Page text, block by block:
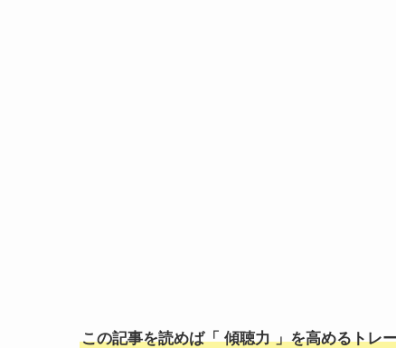
この記事を読めば「 傾聴力 」を高めるトレ